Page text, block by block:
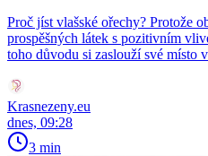
Proč jíst vlašské ořechy? Protože
prospěšných látek s pozitivním
toho důvodu si zaslouží své místo
Krasnezeny.eu
dnes, 09:28
3 min